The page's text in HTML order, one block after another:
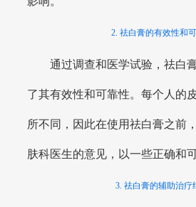
2. 祛白膏的有效性和
通过调查和医学试验，祛白膏
了其有效性和可靠性。每个人的
所不同，因此在使用祛白膏之前
肤科医生的意见，以一些正确和
3. 祛白膏的辅助治疗